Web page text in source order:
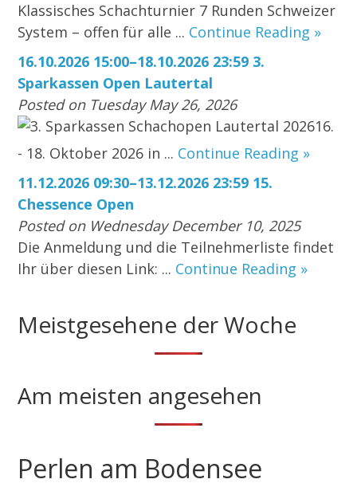
Klassisches Schachturnier 7 Runden Schweizer
System – offen für alle ... Continue Reading »
16.10.2026 15:00–18.10.2026 23:59 3.
Sparkassen Open Lautertal
Posted on Tuesday May 26, 2026
3. Sparkassen Schachopen Lautertal 202616.
- 18. Oktober 2026 in ... Continue Reading »
11.12.2026 09:30–13.12.2026 23:59 15.
Chessence Open
Posted on Wednesday December 10, 2025
Die Anmeldung und die Teilnehmerliste findet
Ihr über diesen Link: ... Continue Reading »
Meistgesehene der Woche
Am meisten angesehen
Perlen am Bodensee